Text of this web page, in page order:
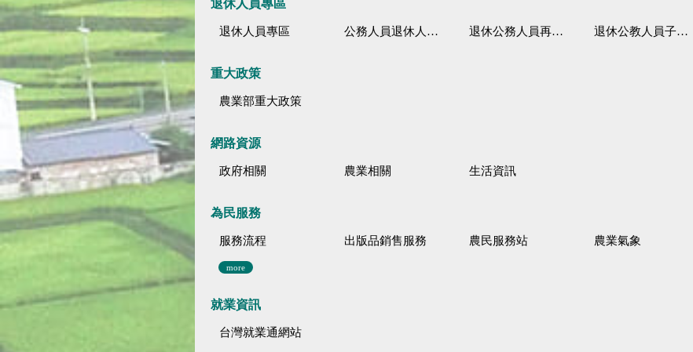
退休人員專區
退休人員專區 公務人員退休人員法施行細則 退休公務人員再任職務 退休公教人員子女教育補助規定
重大政策
農業部重大政策
網路資源
政府相關 農業相關 生活資訊
為民服務
服務流程 出版品銷售服務 農民服務站 農業氣象
more
就業資訊
台灣就業通網站